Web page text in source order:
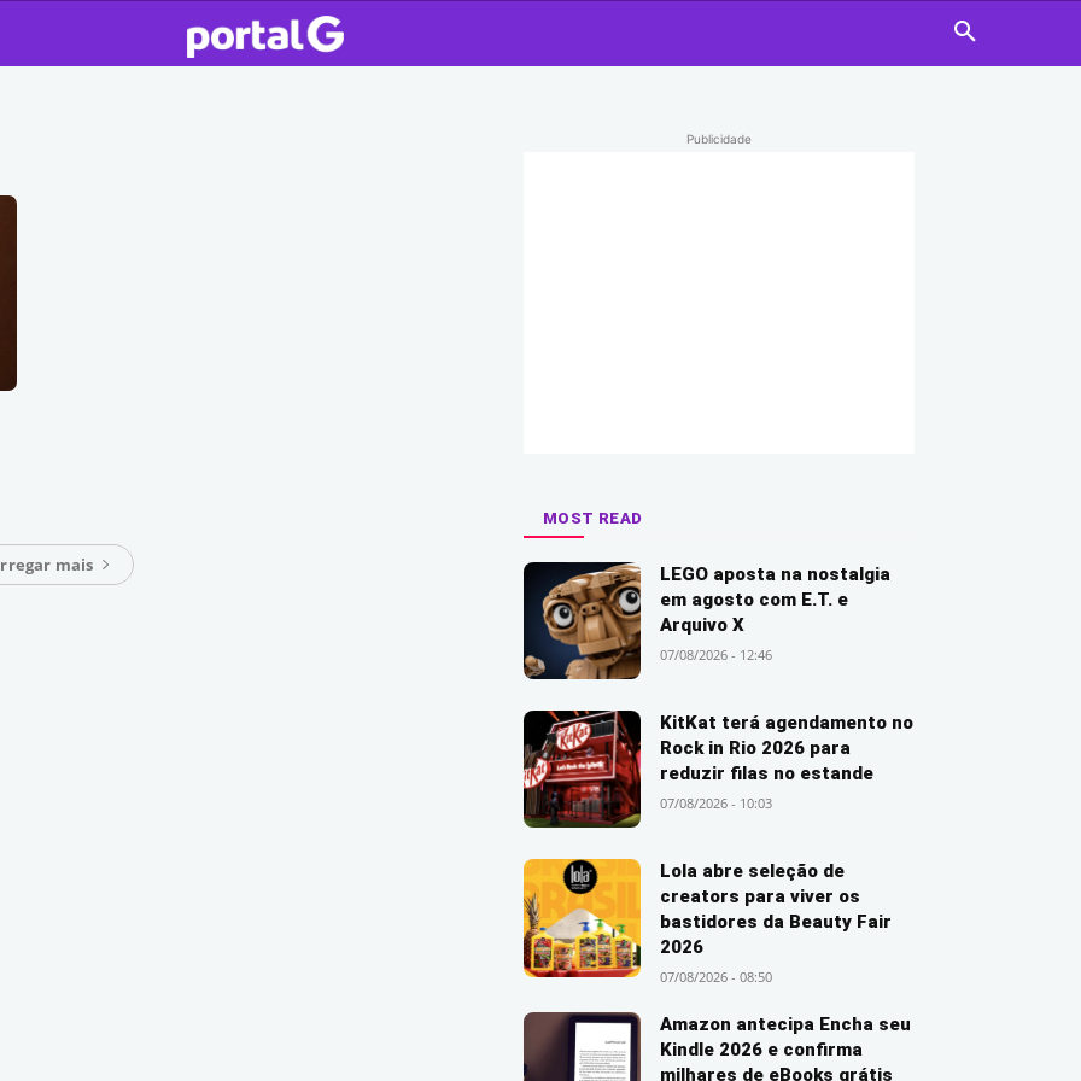
mais
Publicidade
MOST READ
LEGO aposta na nostalgia
em agosto com E.T. e
Arquivo X
07/08/2026 - 12:46
KitKat terá agendamento no
Rock in Rio 2026 para
reduzir filas no estande
07/08/2026 - 10:03
Lola abre seleção de
creators para viver os
bastidores da Beauty Fair
2026
07/08/2026 - 08:50
Amazon antecipa Encha seu
Kindle 2026 e confirma
milhares de eBooks grátis